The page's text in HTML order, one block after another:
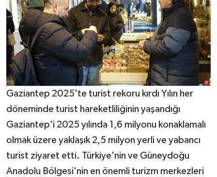
Gaziantep 2025'te turist rekoru kırdı Yılın her
döneminde turist hareketliliğinin yaşandığı
Gaziantep'i 2025 yılında 1,6 milyonu konaklamalı
olmak üzere yaklaşık 2,5 milyon yerli ve yabancı
turist ziyaret etti. Türkiye'nin ve Güneydoğu
Anadolu Bölgesi'nin en önemli turizm merkezleri